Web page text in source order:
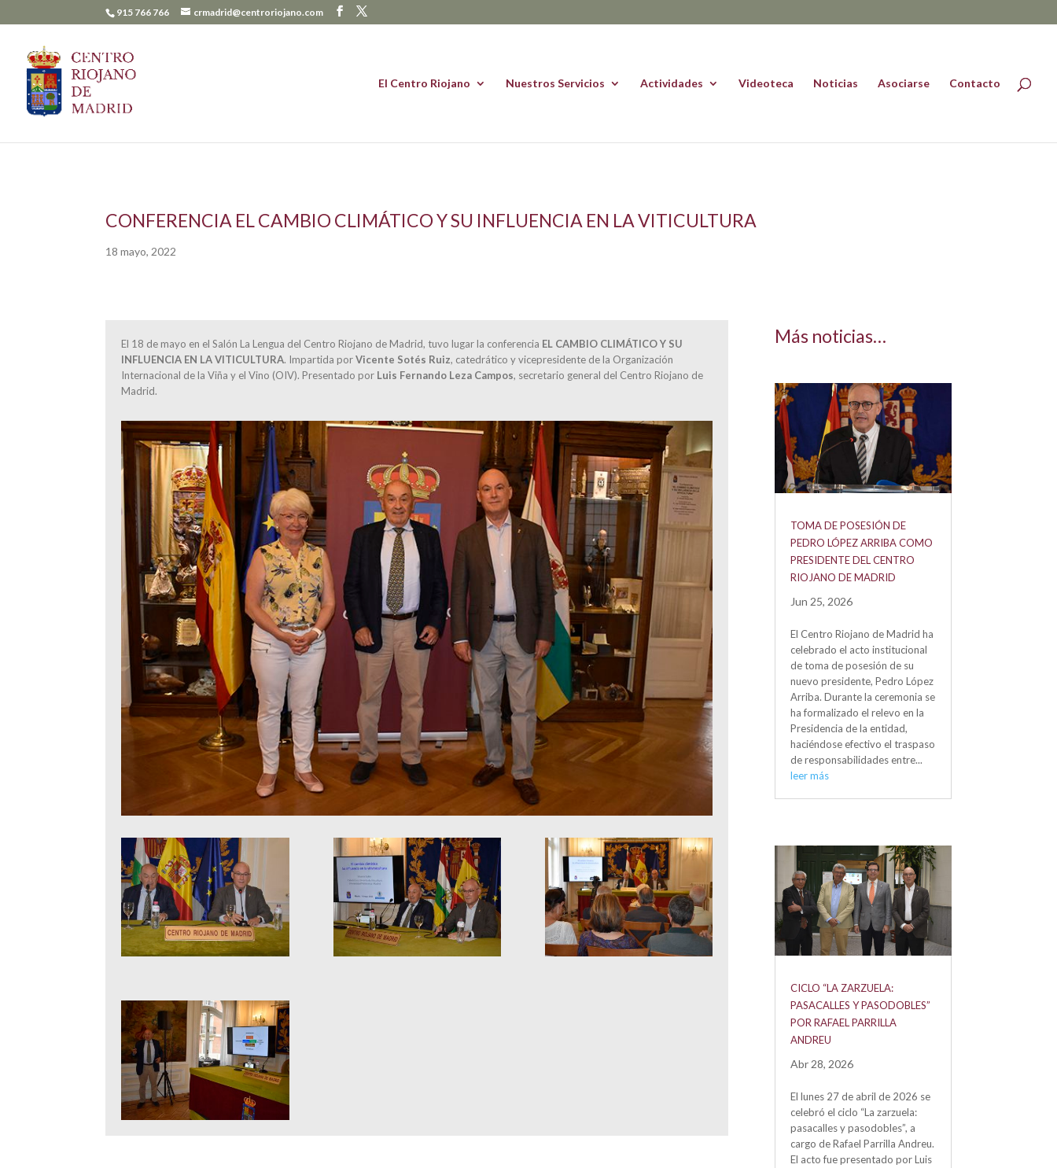
915 766 766 crmadrid@centroriojano.com
El Centro Riojano Nuestros Servicios Actividades Videoteca Noticias Asociarse Contacto
CONFERENCIA EL CAMBIO CLIMÁTICO Y SU INFLUENCIA EN LA VITICULTURA
18 mayo, 2022
El 18 de mayo en el Salón La Lengua del Centro Riojano de Madrid, tuvo lugar la conferencia EL CAMBIO CLIMÁTICO Y SU
INFLUENCIA EN LA VITICULTURA. Impartida porVicente Sotés Ruiz, catedrático y vicepresidente de la Organización
Internacional de la Viña y el Vino (OIV). Presentado por Luis Fernando Leza Campos, secretario general del Centro Riojano de
Madrid.
Más noticias…
TOMA DE POSESIÓN DE
PEDRO LÓPEZ ARRIBA COMO
PRESIDENTE DEL CENTRO
RIOJANO DE MADRID
Jun 25, 2026
El Centro Riojano de Madrid ha
celebrado el acto institucional
de toma de posesión de su
nuevo presidente, Pedro López
Arriba. Durante la ceremonia se
ha formalizado el relevo en la
Presidencia de la entidad,
haciéndose efectivo el traspaso
de responsabilidades entre...
leer más
CICLO “LA ZARZUELA:
PASACALLES Y PASODOBLES”
POR RAFAEL PARRILLA
ANDREU
Abr 28, 2026
El lunes 27 de abril de 2026 se
celebró el ciclo “La zarzuela:
pasacalles y pasodobles”, a
cargo de Rafael Parrilla Andreu.
El acto fue presentado por Luis